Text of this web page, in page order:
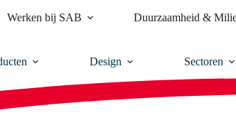
Werken bij SAB Duurzaamheid &
Design Sectoren